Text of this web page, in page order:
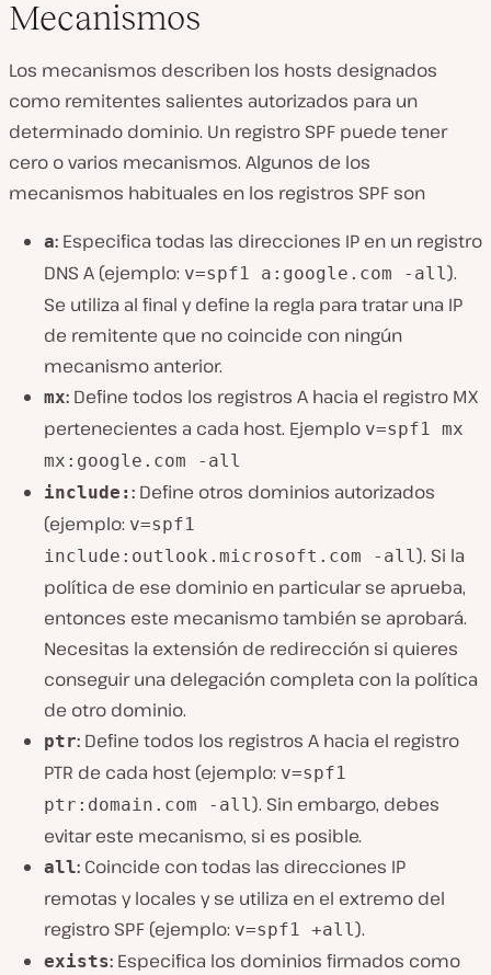
Mecanismos
Los mecanismos describen los hosts designados
como remitentes salientes autorizados para un
determinado dominio. Un registro SPF puede tener
cero o varios mecanismos. Algunos de los
mecanismos habituales en los registros SPF son
a: Especifica todas las direcciones IP en un registro
DNS A (ejemplo: v=spf1 a:google.com -all).
Se utiliza al final y define la regla para tratar una IP
de remitente que no coincide con ningún
mecanismo anterior.
mx: Define todos los registros A hacia el registro MX
pertenecientes a cada host. Ejemplo v=spf1 mx
mx:google.com -all
include: : Define otros dominios autorizados
(ejemplo: v=spf1
include:outlook.microsoft.com -all). Si la
política de ese dominio en particular se aprueba,
entonces este mecanismo también se aprobará.
Necesitas la extensión de redirección si quieres
conseguir una delegación completa con la política
de otro dominio.
ptr: Define todos los registros A hacia el registro
PTR de cada host (ejemplo: v=spf1
ptr:domain.com -all). Sin embargo, debes
evitar este mecanismo, si es posible.
all: Coincide con todas las direcciones IP
remotas y locales y se utiliza en el extremo del
registro SPF (ejemplo: v=spf1 +all).
exists: Especifica los dominios firmados como